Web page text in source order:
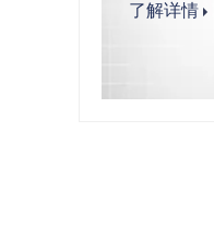
了解详情